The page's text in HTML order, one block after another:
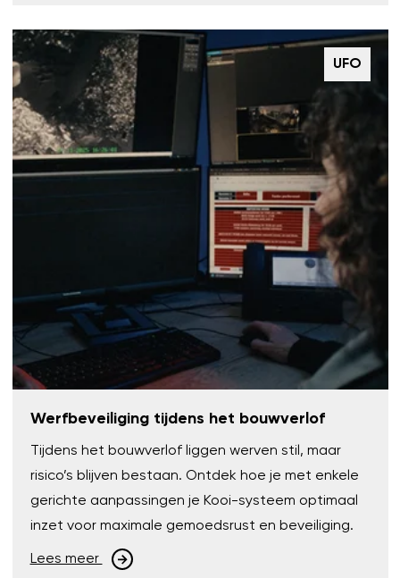
UFO
Werfbeveiliging tijdens het bouwverlof
Tijdens het bouwverlof liggen werven stil, maar
risico’s blijven bestaan. Ontdek hoe je met enkele
gerichte aanpassingen je Kooi-systeem optimaal
inzet voor maximale gemoedsrust en beveiliging.
Lees meer